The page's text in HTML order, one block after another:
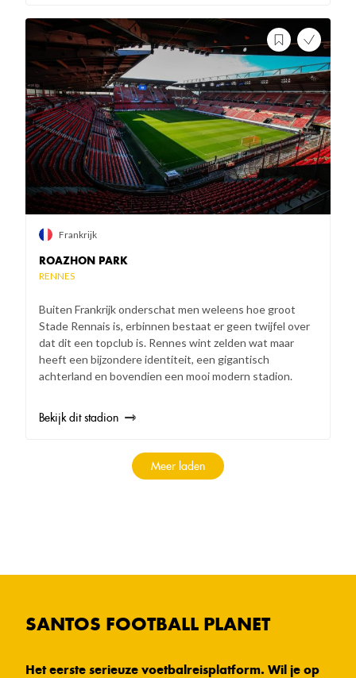
ROAZHON PARK
RENNES
Buiten Frankrijk onderschat men weleens hoe groot
Stade Rennais is, erbinnen bestaat er geen twijfel over
dat dit een topclub is. Rennes wint zelden wat maar
heeft een bijzondere identiteit, een gigantisch
achterland en bovendien een mooi modern stadion.
Frankrijk
Bekijk dit stadion
Meer laden
SANTOS FOOTBALL PLANET
Het eerste serieuze voetbalreisplatform. Wil je op